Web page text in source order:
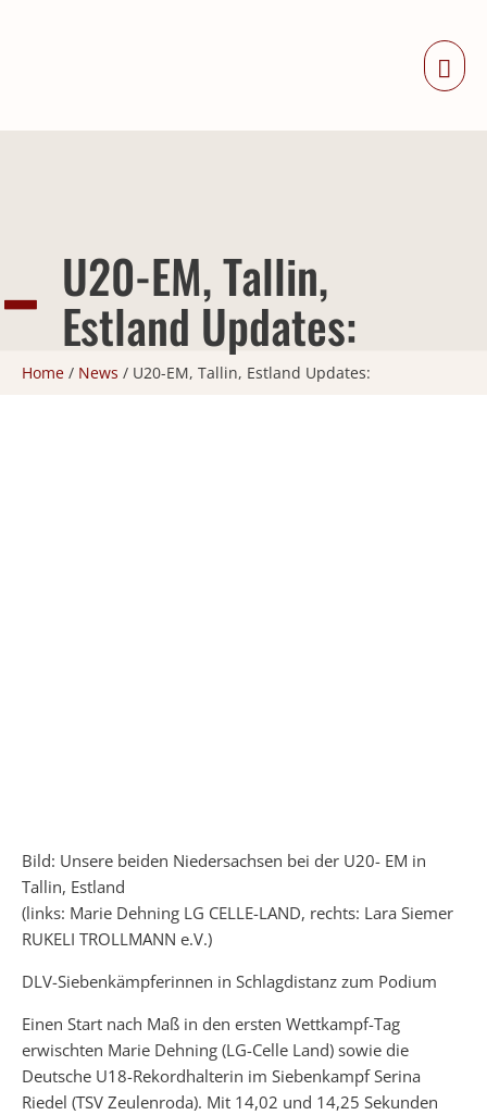
U20-EM, Tallin,
Estland Updates:
Home / News / U20-EM, Tallin, Estland Updates:
Bild: Unsere beiden Niedersachsen bei der U20- EM in
Tallin, Estland
(links: Marie Dehning LG CELLE-LAND, rechts: Lara Siemer
RUKELI TROLLMANN e.V.)
DLV-Siebenkämpferinnen in Schlagdistanz zum Podium
Einen Start nach Maß in den ersten Wettkampf-Tag
erwischten Marie Dehning (LG-Celle Land) sowie die
Deutsche U18-Rekordhalterin im Siebenkampf Serina
Riedel (TSV Zeulenroda). Mit 14,02 und 14,25 Sekunden